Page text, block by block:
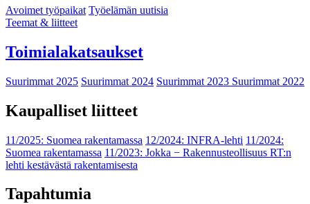
Avoimet työpaikat Työelämän uutisia
Teemat & liitteet
Toimialakatsaukset
Suurimmat 2025 Suurimmat 2024 Suurimmat 2023 Suurimmat 2022
Kaupalliset liitteet
11/2025: Suomea rakentamassa 12/2024: INFRA-lehti 11/2024:
Suomea rakentamassa 11/2023: Jokka − Rakennusteollisuus RT:n
lehti kestävästä rakentamisesta
Tapahtumia